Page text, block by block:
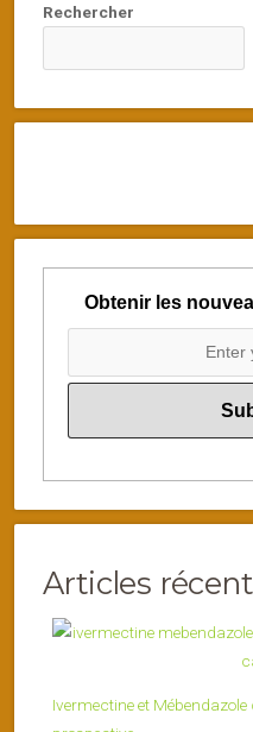
Rechercher
Obtenir les
Articles
Ivermectine et